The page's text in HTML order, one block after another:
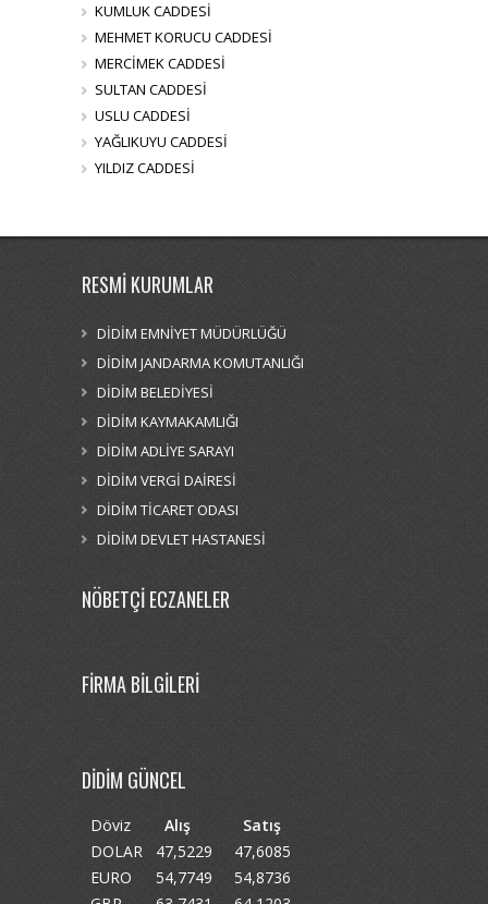
KUMLUK CADDESİ
MEHMET KORUCU CADDESİ
MERCİMEK CADDESİ
SULTAN CADDESİ
USLU CADDESİ
YAĞLIKUYU CADDESİ
YILDIZ CADDESİ
RESMİ KURUMLAR
DİDİM EMNİYET MÜDÜRLÜĞÜ
DİDİM JANDARMA KOMUTANLIĞI
DİDİM BELEDİYESİ
DİDİM KAYMAKAMLIĞI
DİDİM ADLİYE SARAYI
DİDİM VERGİ DAİRESİ
DİDİM TİCARET ODASI
DİDİM DEVLET HASTANESİ
NÖBETÇİ ECZANELER
FİRMA BİLGİLERİ
DİDİM GÜNCEL
Döviz Alış
Satış
DOLAR
47,5229
47,6085
EURO
54,7749
54,8736